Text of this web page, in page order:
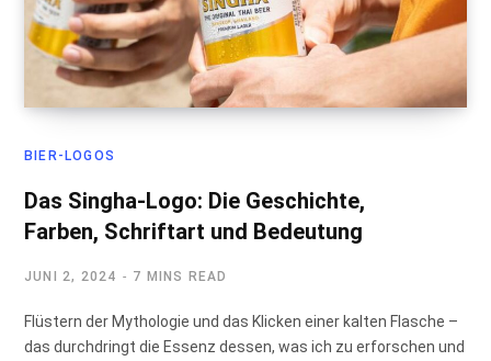
BIER-LOGOS
Das Singha-Logo: Die Geschichte,
Farben, Schriftart und Bedeutung
JUNI 2, 2024 7 MINS READ
Flüstern der Mythologie und das Klicken einer kalten Flasche –
das durchdringt die Essenz dessen, was ich zu erforschen und